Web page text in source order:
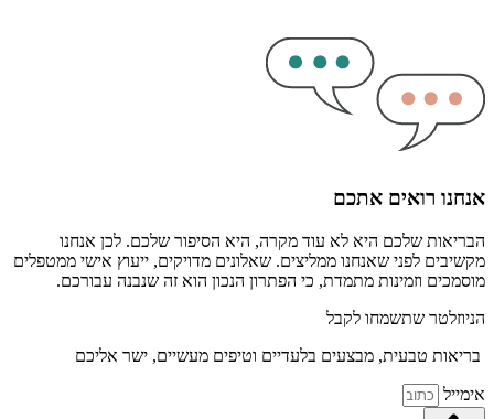
אנחנו רואים אתכם
הבריאות שלכם היא לא עוד מקרה, היא הסיפור שלכם. לכן אנחנו
מקשיבים לפני שאנחנו ממליצים. שאלונים מדויקים, ייעוץ אישי ממטפלים
מוסמכים וזמינות מתמדת, כי הפתרון הנכון הוא זה שנבנה עבורכם.
הניוזלטר שתשמחו לקבל
בריאות טבעית, מבצעים בלעדיים וטיפים מעשיים, ישר אליכם
אימייל